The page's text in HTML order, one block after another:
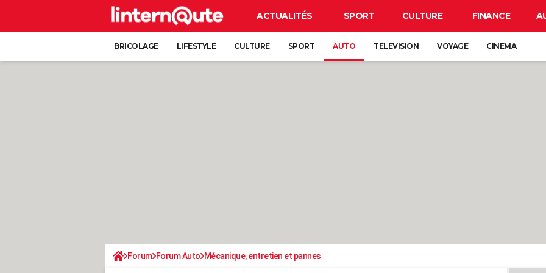
ACTUALITÉS SPORT CULTURE FINANCE
BRICOLAGE LIFESTYLE CULTURE SPORT AUTO TELEVISION VOYAGE CINEMA
Forum Forum Auto Mécanique, entretien et pannes